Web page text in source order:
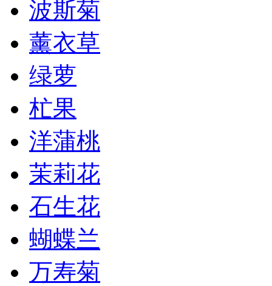
波斯菊
薰衣草
绿萝
杧果
洋蒲桃
茉莉花
石生花
蝴蝶兰
万寿菊